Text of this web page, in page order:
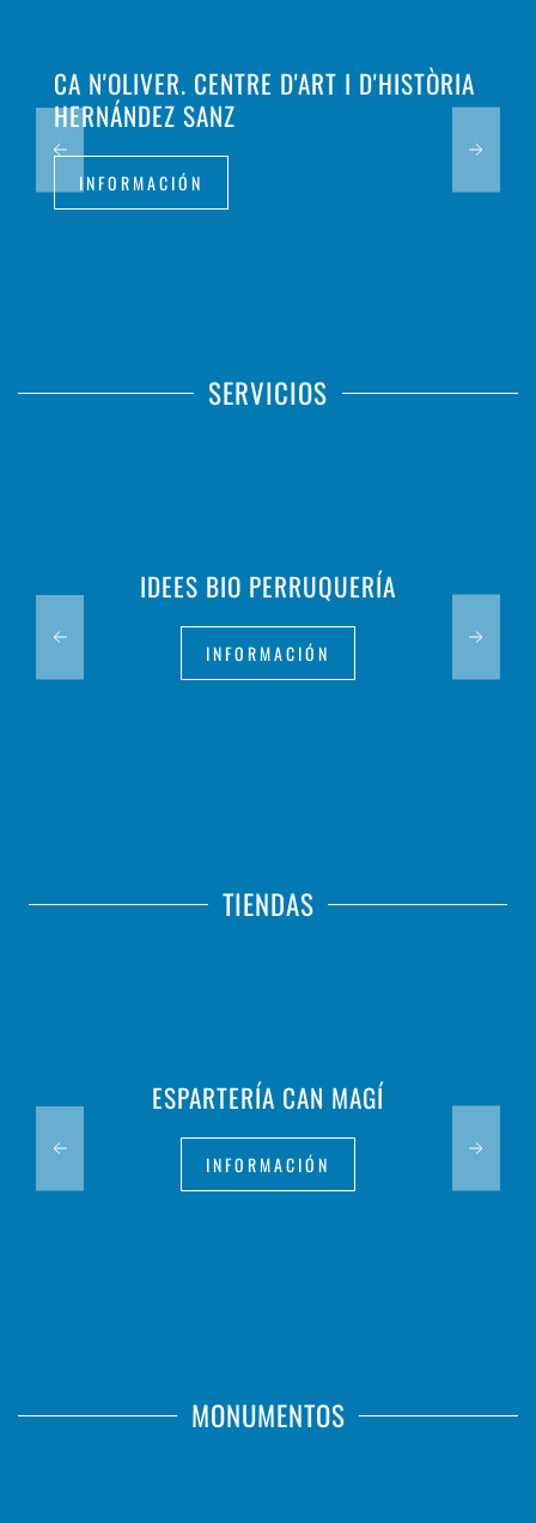
CA N'OLIVER. CENTRE D'ART I D'HISTÒRIA
HERNÁNDEZ SANZ
INFORMACIÓN
SERVICIOS
IDEES BIO PERRUQUERÍA
INFORMACIÓN
TIENDAS
ESPARTERÍA CAN MAGÍ
INFORMACIÓN
MONUMENTOS